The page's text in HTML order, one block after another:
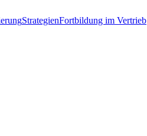
StrategienFortbildung im Vertrieb